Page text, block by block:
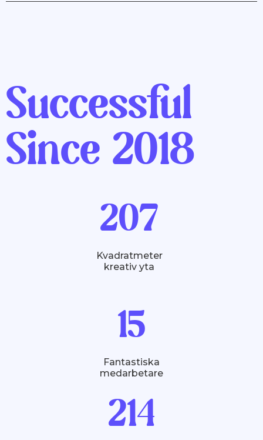
Successful
Since 2018
252
Kvadratmeter
kreativ yta
19
Fantastiska
medarbetare
261